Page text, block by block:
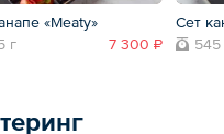
«Meaty»
г
7 300 ₽
Сет
545